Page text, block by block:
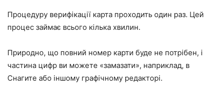
Процедуру верифікації карта проходить один раз. Цей
процес займає всього кілька хвилин.
Природно, що повний номер карти буде не потрібен, і
частина цифр ви можете «замазати», наприклад, в
Снагите або іншому графічному редакторі.